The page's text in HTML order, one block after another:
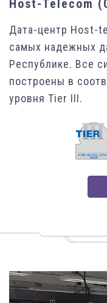
Host-Telecom
Дата-центр Host-
самых надежных
Республике. Все
построены в
уровня Tier III.